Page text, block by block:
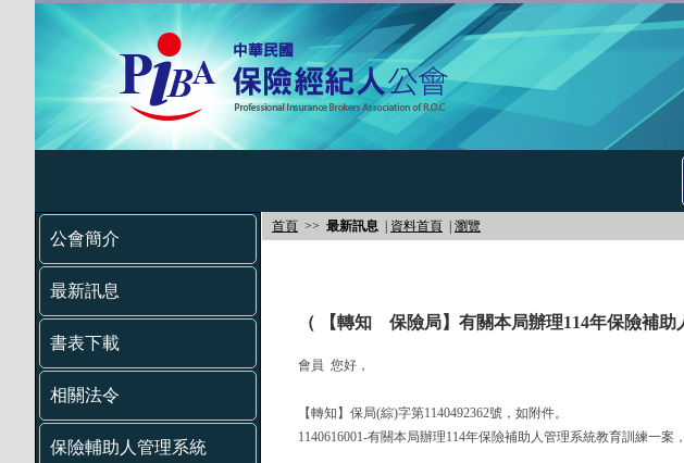
公會簡介
最新訊息
書表下載
相關法令
保險輔助人管理系統
首頁 >> 最新訊息 資料首頁 瀏覽
（ 【轉知 保險局】有關本局辦理114年保險補助
會員 您好，
【轉知】保局(綜)字第1140492362號，如附件。
1140616001-有關本局辦理114年保險補助人管理系統教育訓練一案